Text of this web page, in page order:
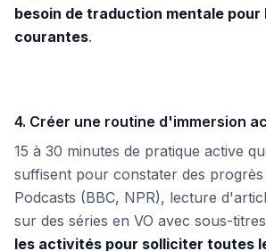
besoin de traduction mentale
courantes.
4. Créer une routine d'immersion
15 à 30 minutes de pratique active
suffisent pour constater des progrès
Podcasts (BBC, NPR), lecture
sur des séries en VO avec sous-
les activités pour solliciter toutes